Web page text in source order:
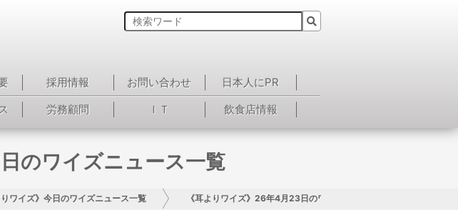
採用情報 お問い合わせ
日本人にPR
労務顧問 ＩＴ 飲食店情報
のワイズニュース一覧
りワイズ》今日のワイズニュース一覧 《耳よりワイズ》26年4月23日のワイズニュース一覧